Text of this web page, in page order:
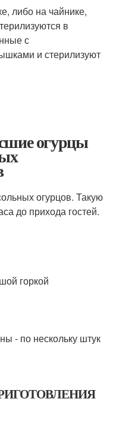
либо на чайнике,
в
с
и стерилизуют
огурцы
огурцов. Такую
до прихода гостей.
горкой
- по нескольку штук